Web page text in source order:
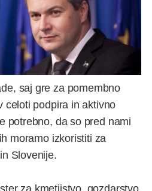
saj gre za pomembno
celoti podpira in aktivno
potrebno, da so pred nami
moramo izkoristiti za
Slovenije.
za kmetijstvo, gozdarstvo